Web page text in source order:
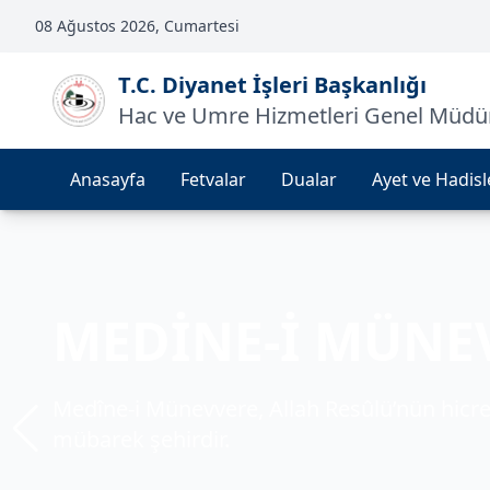
08 Ağustos 2026, Cumartesi
T.C. Diyanet İşleri Başkanlığı
Hac ve Umre Hizmetleri Genel
Anasayfa Fetvalar Dualar Ayet ve